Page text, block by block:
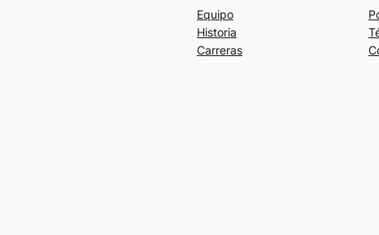
Equipo
Historia
Carreras